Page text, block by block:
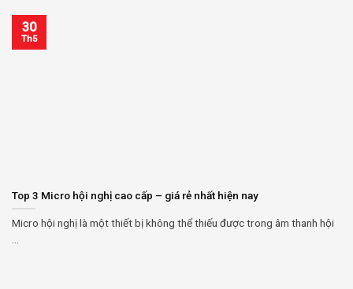
Top 3 Micro hội nghị cao cấp – giá rẻ nhất hiện nay
Micro hội nghị là một thiết bị không thể thiếu được trong âm thanh hội
30
Th5